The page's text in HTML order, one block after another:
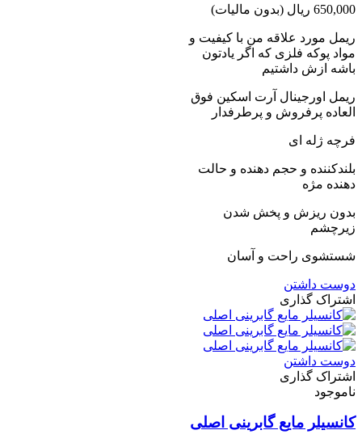
650,000 ریال (بدون مالیات)
ریمل مورد علاقه من با کیفیت و
مواد پوکه فلزی که اگر یادتون
باشه ازش داشتیم
ریمل اورجینال آرت اسکین فوق
العاده پرفروش و پرطرفدار
فرچه ژله ای
بلندکننده و حجم دهنده و حالت
دهنده مژه
بدون ریزش و پخش شدن
زیرچشم
شستشوی راحت و آسان
دوست داشتن
اشتراک گذاری
دوست داشتن
اشتراک گذاری
ناموجود
کانسیلر مایع گابرینی اصلی